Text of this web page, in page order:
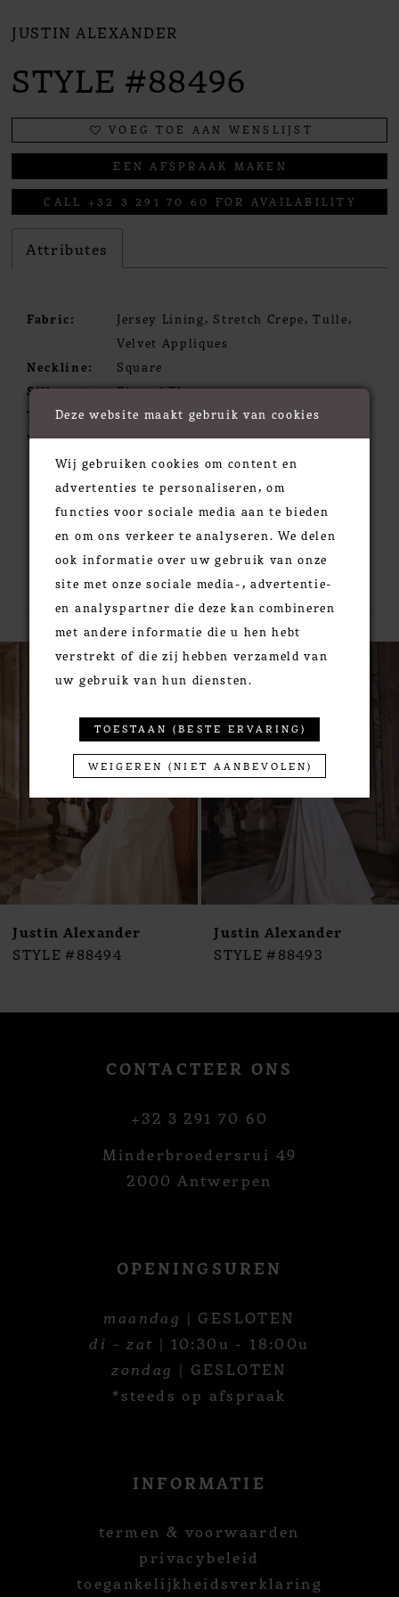
JUSTIN ALEXANDER
STYLE #88496
VOEG TOE AAN WENSLIJST
EEN AFSPRAAK MAKEN
CALL +32 3 291 70 60 FOR AVAILABILITY
Attributes
Fabric:
Jersey Lining, Stretch Crepe, Tulle,
Velvet Appliques
Neckline:
Square
Silhouette:
Fit and Flare
Train:
Chapel
Waistline:
Natural
RELATED PRODUCTS
Products
PAUSE AUTOPLAY
PREVIOUS SLIDE
NEXT SLIDE
9
10
11
12
14
Justin Alexander
STYLE #88494
Justin Alexander
STYLE #88493
CONTACTEER ONS
+32 3 291 70 60
Minderbroedersrui 49
2000 Antwerpen
OPENINGSUREN
maandag | GESLOTEN
di - zat | 10:30u - 18:00u
zondag | GESLOTEN
*steeds op afspraak
INFORMATIE
termen & voorwaarden
privacybeleid
toegankelijkheidsverklaring
Deze website maakt gebruik van cookies
Wij gebruiken cookies om content en
advertenties te personaliseren, om
functies voor sociale media aan te bieden
en om ons verkeer te analyseren. We delen
ook informatie over uw gebruik van onze
site met onze sociale media-, advertentie-
en analyspartner die deze kan combineren
met andere informatie die u hen hebt
verstrekt of die zij hebben verzameld van
uw gebruik van hun diensten.
TOESTAAN (BESTE ERVARING)
WEIGEREN (NIET AANBEVOLEN)